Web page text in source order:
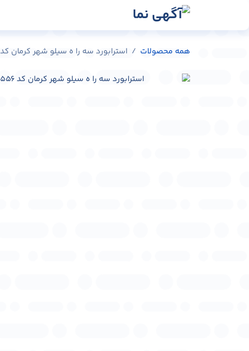
همه محصولات استرابورد سه را ه سیلو شهر کرمان کد ST-C0101-19556